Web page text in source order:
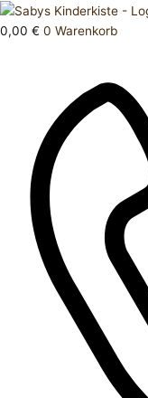
Zum
Inhalt
0,00 € 0 Warenkorb
Products
search
Hose
lang